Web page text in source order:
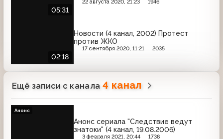
05:31
22 августа 2020, 21:23 1946
02:18
Новости (4 канал, 2002) Протест
против ЖКО
17 сентября 2020, 11:21 2035
Ещё записи с канала 4 канал
Анонс сериала "Следствие ведут
знатоки" (4 канал, 19.08.2006)
3 февраля 2021, 20:44 1738
Анонс